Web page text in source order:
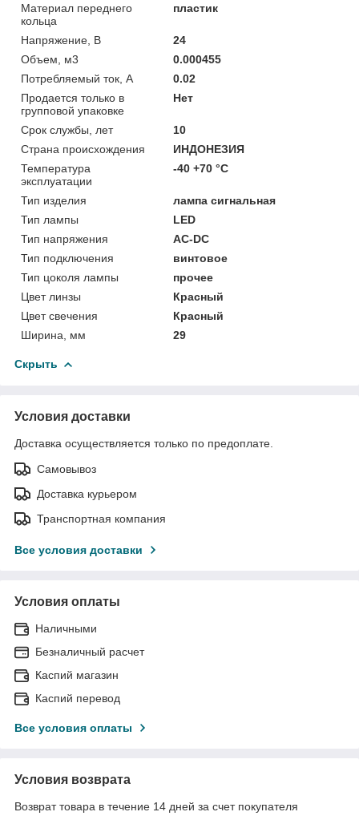
Материал переднего
кольца
пластик
Напряжение, В
24
Объем, м3
0.000455
Потребляемый ток, А
0.02
Продается только в
групповой упаковке
Нет
Срок службы, лет
10
Страна происхождения
ИНДОНЕЗИЯ
Температура
эксплуатации
-40 +70 °C
Тип изделия
лампа сигнальная
Тип лампы
LED
Тип напряжения
AC-DC
Тип подключения
винтовое
Тип цоколя лампы
прочее
Цвет линзы
Красный
Цвет свечения
Красный
Ширина, мм
29
Скрыть
Условия доставки
Доставка осуществляется только по предоплате.
Самовывоз
Доставка курьером
Транспортная компания
Все условия доставки
Условия оплаты
Наличными
Безналичный расчет
Каспий магазин
Каспий перевод
Все условия оплаты
Условия возврата
Возврат товара в течение 14 дней за счет покупателя